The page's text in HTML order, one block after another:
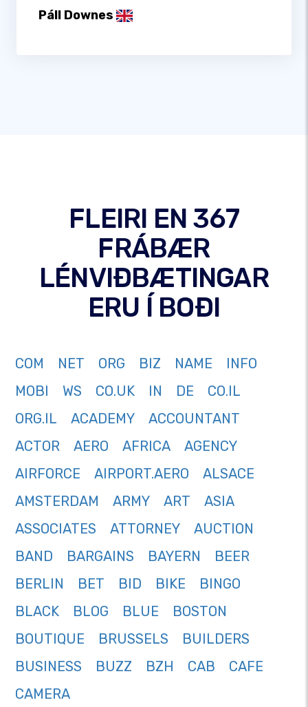
Páll Downes
FLEIRI EN 367
FRÁBÆR
LÉNVIÐBÆTINGAR
ERU Í BOÐI
COM NET ORG BIZ NAME
INFO
MOBI
WS CO.UK IN DE
CO.IL
ORG.IL
ACADEMY
ACCOUNTANT
ACTOR
AERO AFRICA
AGENCY
AIRFORCE
AIRPORT.AERO
ALSACE
AMSTERDAM
ARMY ART
ASIA
ASSOCIATES
ATTORNEY
AUCTION
BAND
BARGAINS BAYERN
BEER
BERLIN
BET BID BIKE
BINGO
BLACK
BLOG BLUE
BOSTON
BOUTIQUE
BRUSSELS
BUILDERS
BUSINESS
BUZZ BZH CAB
CAFE
CAMERA